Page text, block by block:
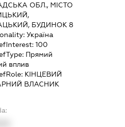
ОБЛ., МІСТО
БУДИНОК 8
Україна
100
Прямий
вплив
КІНЦЕВИЙ
ВЛАСНИК